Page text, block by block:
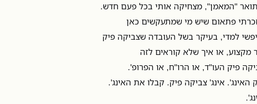
"המאמן", מצחיקה אותי בכל פעם חדש.
פתאום שיש מי שמתעקשים כאן
למדי, בעיקר בשל העובדה שצביקה פיק
או איך שלא קוראים לזה
פיק העו"ד, או הרו"ח, או הפרופ'.
אינג' צביקה פיק. קבלו את האינג'.